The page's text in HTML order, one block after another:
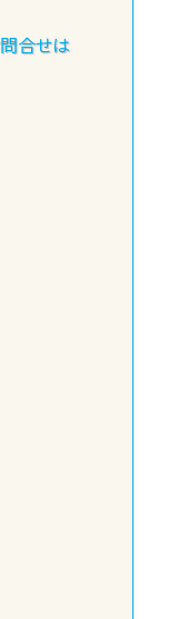
合せは